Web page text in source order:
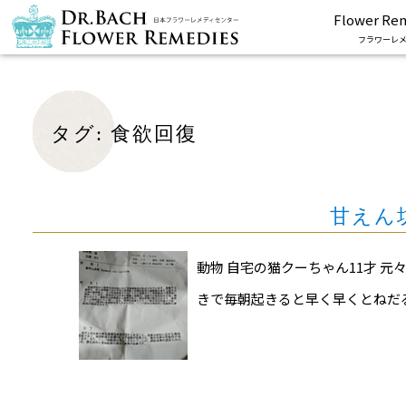
Flower
フラワーレ
タグ:食欲回復
甘えん
動物 自宅の猫クーちゃん11才 元
きで毎朝起きると早く早くとね